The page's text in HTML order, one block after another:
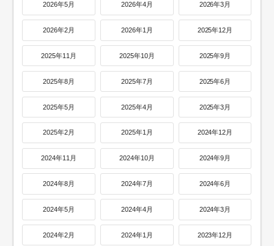
2026年5月 2026年4月 2026年3月
2026年2月 2026年1月 2025年12月
2025年11月 2025年10月 2025年9月
2025年8月 2025年7月 2025年6月
2025年5月 2025年4月 2025年3月
2025年2月 2025年1月 2024年12月
2024年11月 2024年10月 2024年9月
2024年8月 2024年7月 2024年6月
2024年5月 2024年4月 2024年3月
2024年2月 2024年1月 2023年12月